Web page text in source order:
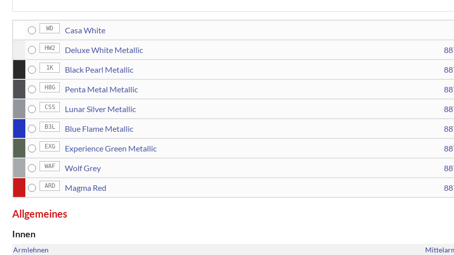
WD Casa White
HW2 Deluxe White Metallic
1K Black Pearl Metallic
H8G Penta Metal Metallic
CSS Lunar Silver Metallic
B3L Blue Flame Metallic
EXG Experience Green Metallic
WAF Wolf Grey
ARD Magma Red
Allgemeines
Innen
Armlehnen